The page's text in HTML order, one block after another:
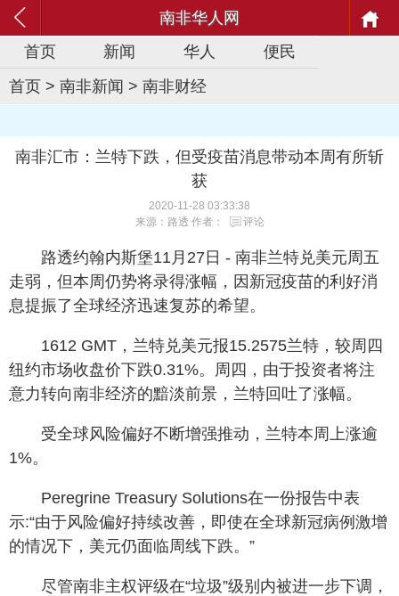
南非华人网
首页
新闻 华人
便民
首页 > 南非新闻 > 南非财经
南非汇市：兰特下跌，但受疫苗消息带动本周有所斩
获
2020-11-28 03:33:38
来源：路透 作者：
评论
路透约翰内斯堡11月27日 - 南非兰特兑美元周五
走弱，但本周仍势将录得涨幅，因新冠疫苗的利好消
息提振了全球经济迅速复苏的希望。
1612 GMT，兰特兑美元报15.2575兰特，较周四
纽约市场收盘价下跌0.31%。周四，由于投资者将注
意力转向南非经济的黯淡前景，兰特回吐了涨幅。
受全球风险偏好不断增强推动，兰特本周上涨逾
1%。
Peregrine Treasury Solutions在一份报告中表
示:“由于风险偏好持续改善，即使在全球新冠病例激增
的情况下，美元仍面临周线下跌。”
尽管南非主权评级在“垃圾”级别内被进一步下调，